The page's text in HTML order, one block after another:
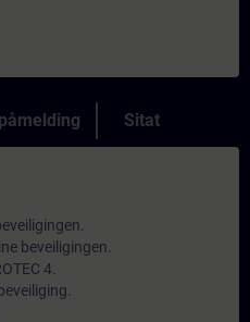
Sitat
beveiligingen.
4.